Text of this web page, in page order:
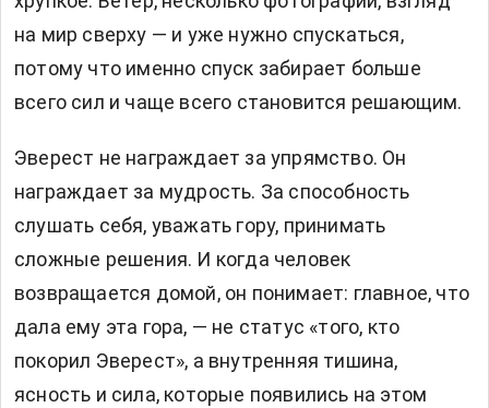
на мир сверху — и уже нужно спускаться,
потому что именно спуск забирает больше
всего сил и чаще всего становится решающим.
Эверест не награждает за упрямство. Он
награждает за мудрость. За способность
слушать себя, уважать гору, принимать
сложные решения. И когда человек
возвращается домой, он понимает: главное, что
дала ему эта гора, — не статус «того, кто
покорил Эверест», а внутренняя тишина,
ясность и сила, которые появились на этом